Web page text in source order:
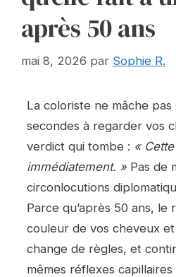
après 50 ans
mai 8, 2026 par Sophie R.
La coloriste ne mâche pas
secondes à regarder vos
verdict qui tombe : «
immédiatement. » Pas de
circonlocutions
Parce qu’après 50 ans,
couleur de vos cheveux
change de règles, et
mêmes réflexes capillaires